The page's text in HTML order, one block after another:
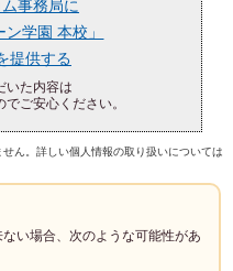
事務局に
ン学園 本校」
提供する
いた内容は
ご安心ください。
ん。詳しい個人情報の取り扱いについては
い場合、次のような可能性があ